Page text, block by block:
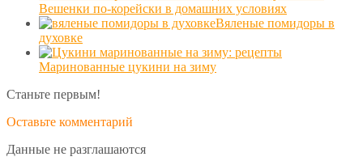
Вешенки по-корейски в домашних условиях
Вяленые помидоры в
духовке
Маринованные цукини на зиму
Станьте первым!
Оставьте комментарий
Данные не разглашаются